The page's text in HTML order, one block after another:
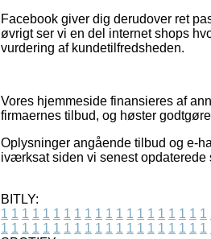
Facebook giver dig derudover ret
øvrigt ser vi en del internet shops
vurdering af kundetilfredsheden.
Vores hjemmeside finansieres af
firmaernes tilbud, og høster
Oplysninger angående tilbud og e-
iværksat siden vi senest opdaterede
BITLY:
1 1 1 1 1 1 1 1 1 1 1 1 1 1 1 1 1 1 1 1
1 1 1 1 1 1 1 1 1 1 1 1 1 1 1 1 1 1 1 1